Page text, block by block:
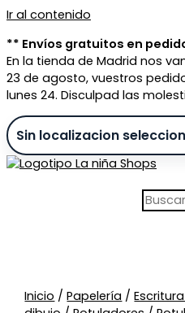
Ir al contenido
** Envíos gratuitos en
En la tienda de Madrid nos
23 de agosto, vuestros
lunes 24. Disculpad las
Inicio /Papelería /